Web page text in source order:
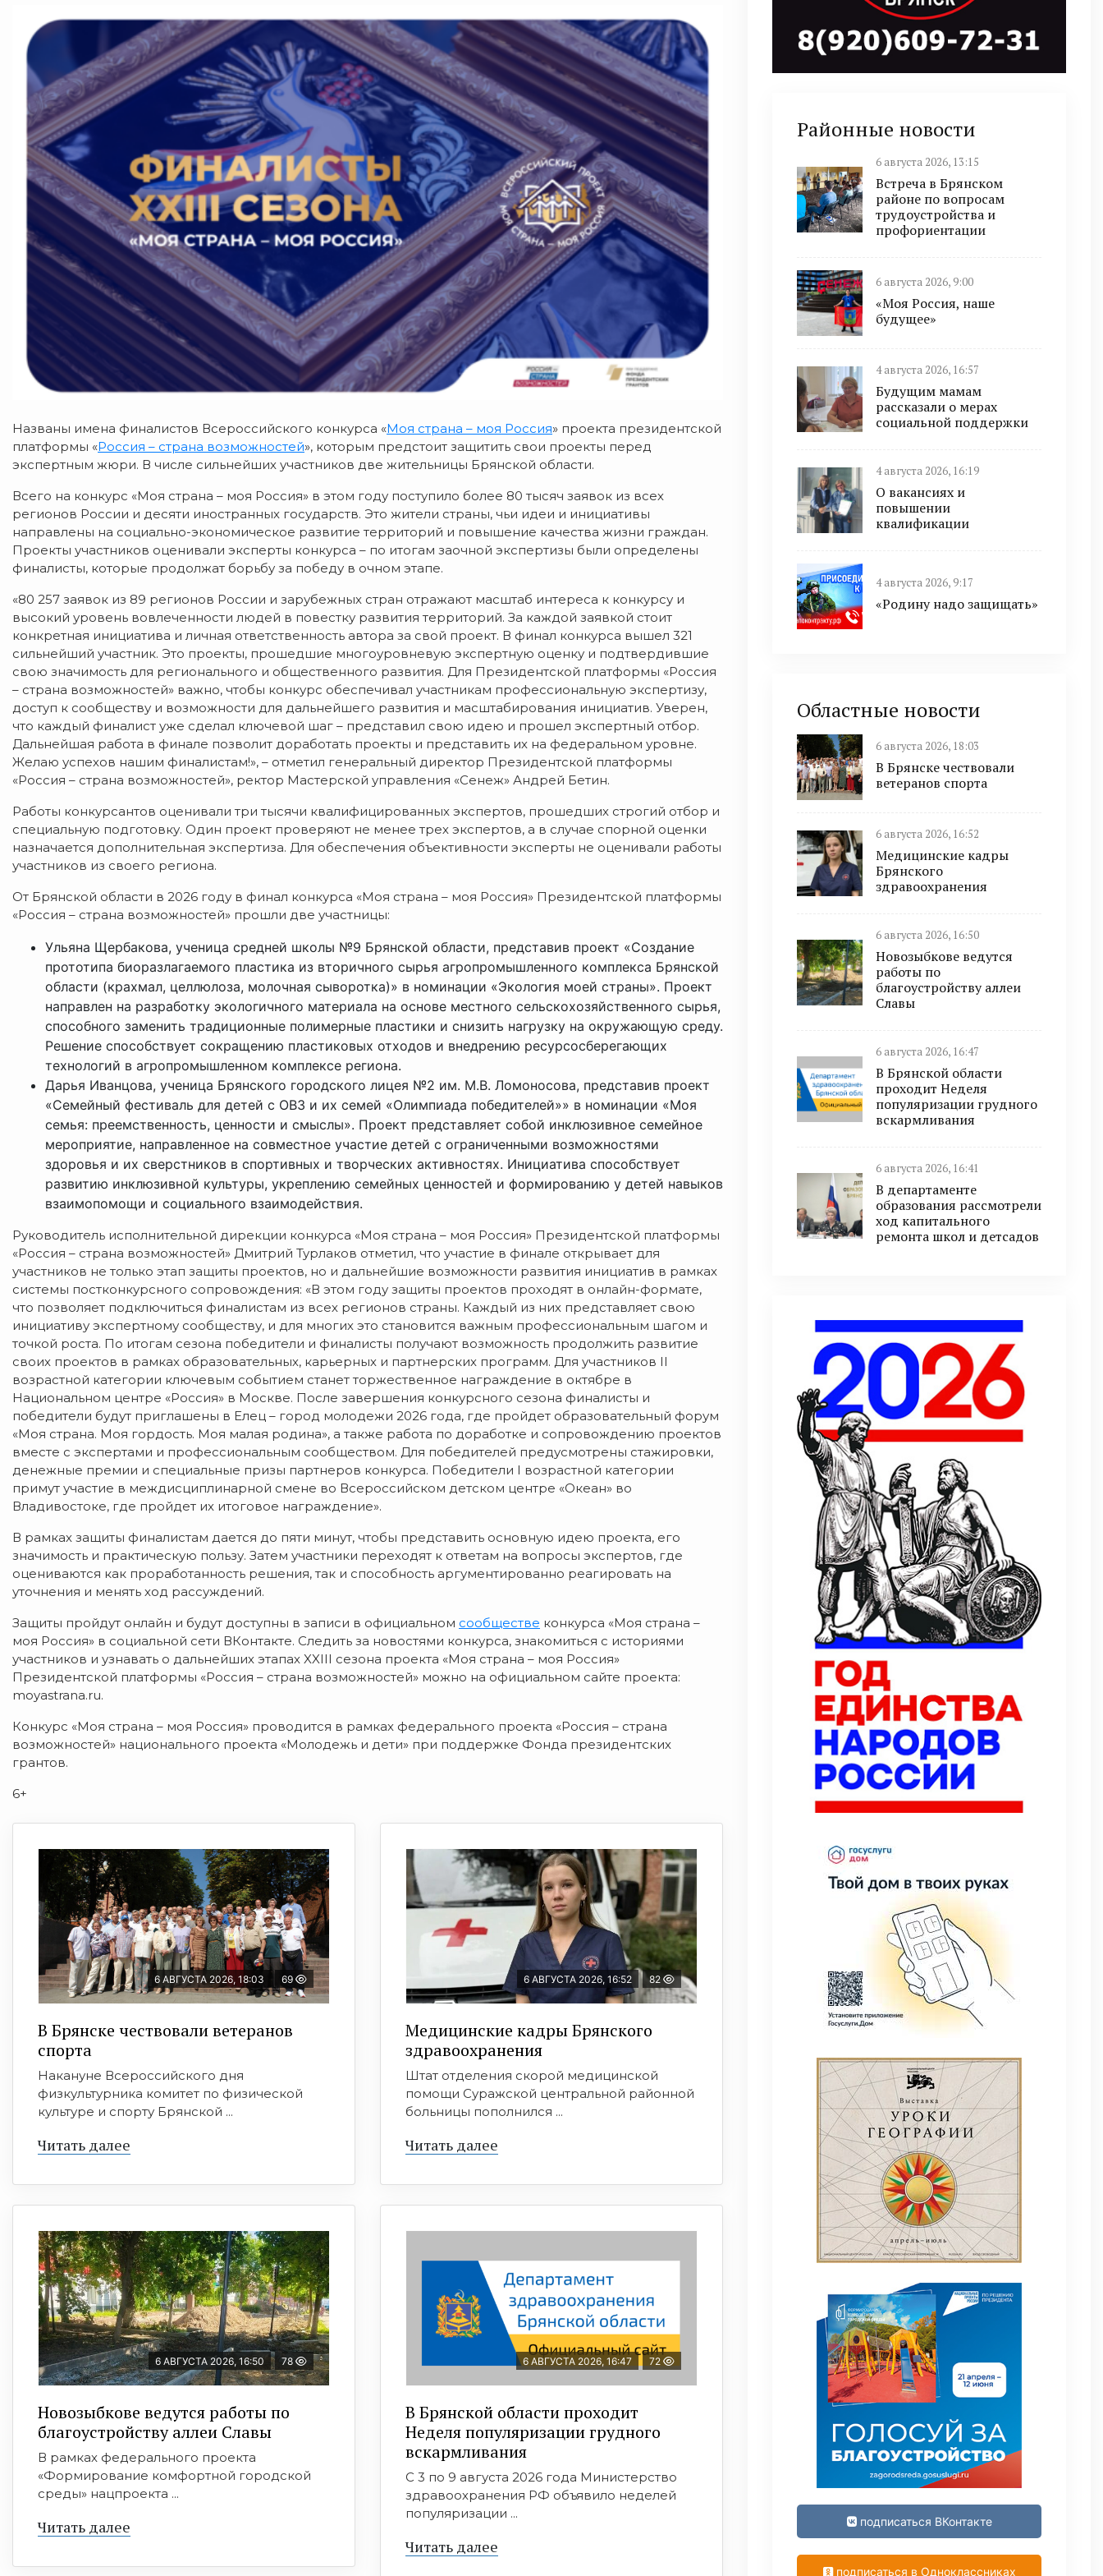
Названы имена финалистов Всероссийского конкурса «Моя страна – моя Россия» проекта президентской
платформы «Россия – страна возможностей», которым предстоит защитить свои проекты перед
экспертным жюри. В числе сильнейших участников две жительницы Брянской области.
Всего на конкурс «Моя страна – моя Россия» в этом году поступило более 80 тысяч заявок из всех
регионов России и десяти иностранных государств. Это жители страны, чьи идеи и инициативы
направлены на социально-экономическое развитие территорий и повышение качества жизни граждан.
Проекты участников оценивали эксперты конкурса – по итогам заочной экспертизы были определены
финалисты, которые продолжат борьбу за победу в очном этапе.
«80 257 заявок из 89 регионов России и зарубежных стран отражают масштаб интереса к конкурсу и
высокий уровень вовлеченности людей в повестку развития территорий. За каждой заявкой стоит
конкретная инициатива и личная ответственность автора за свой проект. В финал конкурса вышел 321
сильнейший участник. Это проекты, прошедшие многоуровневую экспертную оценку и подтвердившие
свою значимость для регионального и общественного развития. Для Президентской платформы «Россия
– страна возможностей» важно, чтобы конкурс обеспечивал участникам профессиональную экспертизу,
доступ к сообществу и возможности для дальнейшего развития и масштабирования инициатив. Уверен,
что каждый финалист уже сделал ключевой шаг – представил свою идею и прошел экспертный отбор.
Дальнейшая работа в финале позволит доработать проекты и представить их на федеральном уровне.
Желаю успехов нашим финалистам!», – отметил генеральный директор Президентской платформы
«Россия – страна возможностей», ректор Мастерской управления «Сенеж» Андрей Бетин.
Работы конкурсантов оценивали три тысячи квалифицированных экспертов, прошедших строгий отбор и
специальную подготовку. Один проект проверяют не менее трех экспертов, а в случае спорной оценки
назначается дополнительная экспертиза. Для обеспечения объективности эксперты не оценивали работы
участников из своего региона.
От Брянской области в 2026 году в финал конкурса «Моя страна – моя Россия» Президентской платформы
«Россия – страна возможностей» прошли две участницы:
Ульяна Щербакова, ученица средней школы №9 Брянской области, представив проект «Создание
прототипа биоразлагаемого пластика из вторичного сырья агропромышленного комплекса Брянской
области (крахмал, целлюлоза, молочная сыворотка)» в номинации «Экология моей страны». Проект
направлен на разработку экологичного материала на основе местного сельскохозяйственного сырья,
способного заменить традиционные полимерные пластики и снизить нагрузку на окружающую среду.
Решение способствует сокращению пластиковых отходов и внедрению ресурсосберегающих
технологий в агропромышленном комплексе региона.
Дарья Иванцова, ученица Брянского городского лицея №2 им. М.В. Ломоносова, представив проект
«Семейный фестиваль для детей с ОВЗ и их семей «Олимпиада победителей»» в номинации «Моя
семья: преемственность, ценности и смыслы». Проект представляет собой инклюзивное семейное
мероприятие, направленное на совместное участие детей с ограниченными возможностями
здоровья и их сверстников в спортивных и творческих активностях. Инициатива способствует
развитию инклюзивной культуры, укреплению семейных ценностей и формированию у детей навыков
взаимопомощи и социального взаимодействия.
Руководитель исполнительной дирекции конкурса «Моя страна – моя Россия» Президентской платформы
«Россия – страна возможностей» Дмитрий Турлаков отметил, что участие в финале открывает для
участников не только этап защиты проектов, но и дальнейшие возможности развития инициатив в рамках
системы постконкурсного сопровождения: «В этом году защиты проектов проходят в онлайн-формате,
что позволяет подключиться финалистам из всех регионов страны. Каждый из них представляет свою
инициативу экспертному сообществу, и для многих это становится важным профессиональным шагом и
точкой роста. По итогам сезона победители и финалисты получают возможность продолжить развитие
своих проектов в рамках образовательных, карьерных и партнерских программ. Для участников II
возрастной категории ключевым событием станет торжественное награждение в октябре в
Национальном центре «Россия» в Москве. После завершения конкурсного сезона финалисты и
победители будут приглашены в Елец – город молодежи 2026 года, где пройдет образовательный форум
«Моя страна. Моя гордость. Моя малая родина», а также работа по доработке и сопровождению проектов
вместе с экспертами и профессиональным сообществом. Для победителей предусмотрены стажировки,
денежные премии и специальные призы партнеров конкурса. Победители I возрастной категории
примут участие в междисциплинарной смене во Всероссийском детском центре «Океан» во
Владивостоке, где пройдет их итоговое награждение».
В рамках защиты финалистам дается до пяти минут, чтобы представить основную идею проекта, его
значимость и практическую пользу. Затем участники переходят к ответам на вопросы экспертов, где
оцениваются как проработанность решения, так и способность аргументированно реагировать на
уточнения и менять ход рассуждений.
Защиты пройдут онлайн и будут доступны в записи в официальном сообществе конкурса «Моя страна –
моя Россия» в социальной сети ВКонтакте. Следить за новостями конкурса, знакомиться с историями
участников и узнавать о дальнейших этапах XXIII сезона проекта «Моя страна – моя Россия»
Президентской платформы «Россия – страна возможностей» можно на официальном сайте проекта:
moyastrana.ru.
Конкурс «Моя страна – моя Россия» проводится в рамках федерального проекта «Россия – страна
возможностей» национального проекта «Молодежь и дети» при поддержке Фонда президентских
грантов.
6+
6 АВГУСТА 2026, 18:03 69
В Брянске чествовали ветеранов
спорта
Накануне Всероссийского дня
физкультурника комитет по физической
культуре и спорту Брянской ...
Читать далее
6 АВГУСТА 2026, 16:52 82
Медицинские кадры Брянского
здравоохранения
Штат отделения скорой медицинской
помощи Суражской центральной районной
больницы пополнился ...
Читать далее
6 АВГУСТА 2026, 16:50 78
Новозыбкове ведутся работы по
благоустройству аллеи Славы
В рамках федерального проекта
«Формирование комфортной городской
среды» нацпроекта ...
Читать далее
6 АВГУСТА 2026, 16:47 72
В Брянской области проходит
Неделя популяризации грудного
вскармливания
С 3 по 9 августа 2026 года Министерство
здравоохранения РФ объявило неделей
популяризации ...
Читать далее
Районные новости
6 августа 2026, 13:15
Встреча в Брянском
районе по вопросам
трудоустройства и
профориентации
6 августа 2026, 9:00
«Моя Россия, наше
будущее»
4 августа 2026, 16:57
Будущим мамам
рассказали о мерах
социальной поддержки
4 августа 2026, 16:19
О вакансиях и
повышении
квалификации
4 августа 2026, 9:17
«Родину надо защищать»
Областные новости
6 августа 2026, 18:03
В Брянске чествовали
ветеранов спорта
6 августа 2026, 16:52
Медицинские кадры
Брянского
здравоохранения
6 августа 2026, 16:50
Новозыбкове ведутся
работы по
благоустройству аллеи
Славы
6 августа 2026, 16:47
В Брянской области
проходит Неделя
популяризации грудного
вскармливания
6 августа 2026, 16:41
В департаменте
образования рассмотрели
ход капитального
ремонта школ и детсадов
подписаться ВКонтакте
подписаться в Одноклассниках